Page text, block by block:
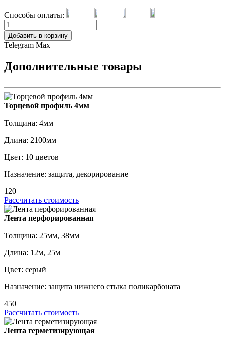
Способы оплаты:
Добавить в корзину
Telegram Max
Дополнительные товары
Торцевой профиль 4мм
Толщина: 4мм
Длина: 2100мм
Цвет: 10 цветов
Назначение: защита, декорирование
120
Рассчитать стоимость
Лента перфорированная
Толщина: 25мм, 38мм
Длина: 12м, 25м
Цвет: серый
Назначение: защита нижнего стыка поликарбоната
450
Рассчитать стоимость
Лента герметизирующая